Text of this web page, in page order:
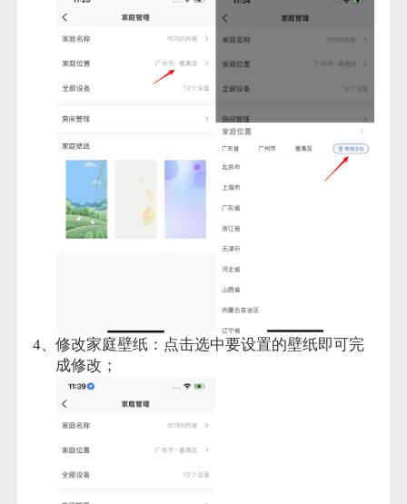
修改家庭壁纸：点击选中要设置的壁纸即可完
成修改；